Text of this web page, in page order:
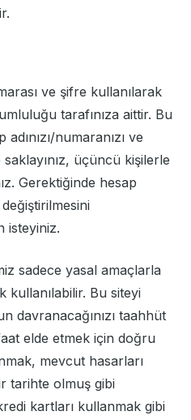
ve şifre kullanılarak
tarafınıza aittir. Bu
numaranızı ve
üçüncü kişilerle
Gerektiğinde hesap
isteyiniz.
sadece yasal amaçlarla
kullanılabilir. Bu siteyi
davranacağınızı taahhüt
elde etmek için doğru
mevcut hasarları
tarihte olmuş gibi
kartları kullanmak gibi